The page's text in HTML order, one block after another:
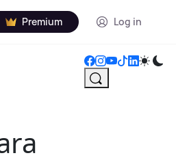
Premium Log in